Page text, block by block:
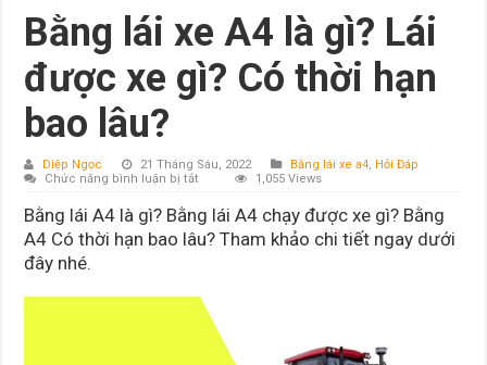
Bằng lái xe A4 là gì? Lái
được xe gì? Có thời hạn
bao lâu?
Diệp Ngọc 21 Tháng Sáu, 2022 Bằng lái xe a4, Hỏi Đáp
Chức năng bình luận bị tắt
xe
A4
là
xe
gì?
Có
1,055 Views
Bằng lái A4 là gì? Bằng lái A4 chạy được xe gì? Bằng
A4 Có thời hạn bao lâu? Tham khảo chi tiết ngay dưới
đây nhé.